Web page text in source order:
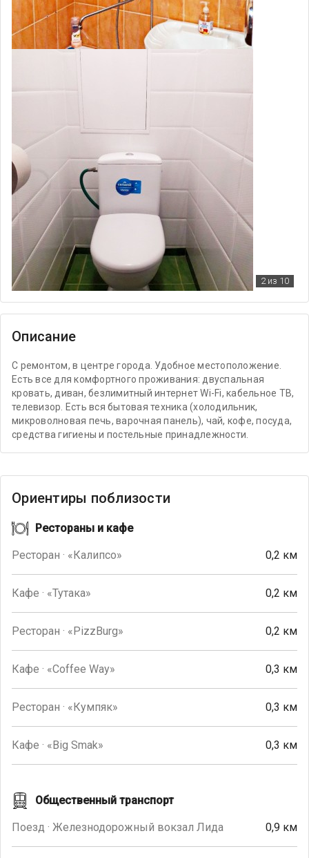
2из 10
Описание
С ремонтом, в центре города. Удобное местоположение.
Есть все для комфортного проживания: двуспальная
кровать, диван, безлимитный интернет Wi-Fi, кабельное ТВ,
телевизор. Есть вся бытовая техника (холодильник,
микроволновая печь, варочная панель), чай, кофе, посуда,
средства гигиены и постельные принадлежности.
Ориентиры поблизости
Рестораны и кафе
Ресторан · «Калипсо» 0,2 км
Кафе · «Тутака» 0,2 км
Ресторан · «PizzBurg» 0,2 км
Кафе · «Coffee Way» 0,3 км
Ресторан · «Кумпяк» 0,3 км
Кафе · «Big Smak» 0,3 км
Общественный транспорт
Поезд · Железнодорожный вокзал Лида 0,9 км